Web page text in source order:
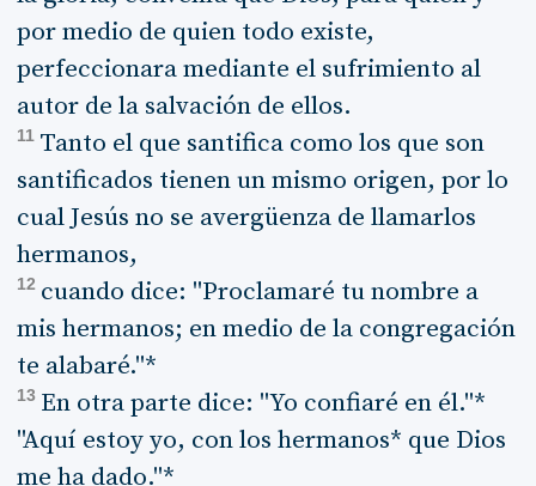
por medio de quien todo existe,
perfeccionara mediante el sufrimiento al
autor de la salvación de ellos.
11 Tanto el que santifica como los que son
santificados tienen un mismo origen, por lo
cual Jesús no se avergüenza de llamarlos
hermanos,
12 cuando dice: "Proclamaré tu nombre a
mis hermanos; en medio de la congregación
te alabaré."*
13 En otra parte dice: "Yo confiaré en él."*
"Aquí estoy yo, con los hermanos* que Dios
me ha dado."*